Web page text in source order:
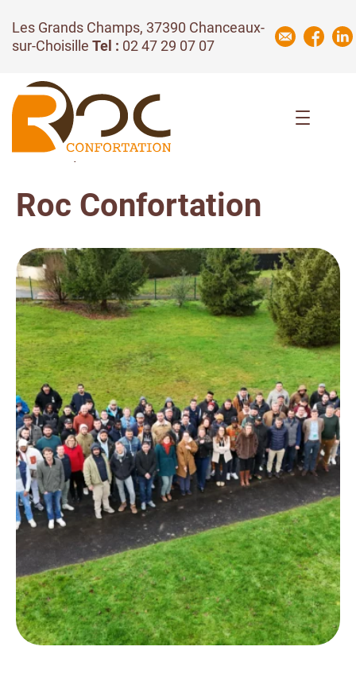
Les Grands Champs, 37390 Chanceaux-
sur-Choisille Tel : 02 47 29 07 07
L’entreprise
Roc Confortation